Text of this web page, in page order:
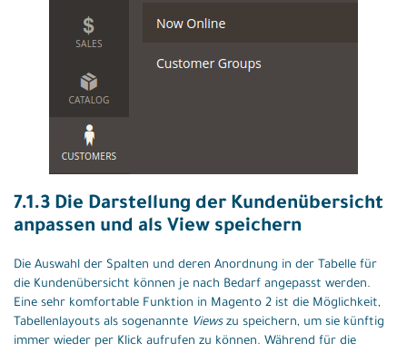
7.1.3 Die Darstellung der Kundenübersicht
anpassen und als View speichern
Die Auswahl der Spalten und deren Anordnung in der Tabelle für
die Kundenübersicht können je nach Bedarf angepasst werden.
Eine sehr komfortable Funktion in Magento 2 ist die Möglichkeit,
Tabellenlayouts als sogenannte Viewszu speichern, um sie künftig
immer wieder per Klick aufrufen zu können. Während für die